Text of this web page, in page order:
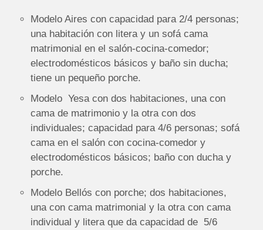
Modelo Aires con capacidad para 2/4 personas;
una habitación con litera y un sofá cama
matrimonial en el salón-cocina-comedor;
electrodomésticos básicos y baño sin ducha;
tiene un pequeño porche.
Modelo Yesa con dos habitaciones, una con
cama de matrimonio y la otra con dos
individuales; capacidad para 4/6 personas; sofá
cama en el salón con cocina-comedor y
electrodomésticos básicos; baño con ducha y
porche.
Modelo Bellós con porche; dos habitaciones,
una con cama matrimonial y la otra con cama
individual y litera que da capacidad de 5/6